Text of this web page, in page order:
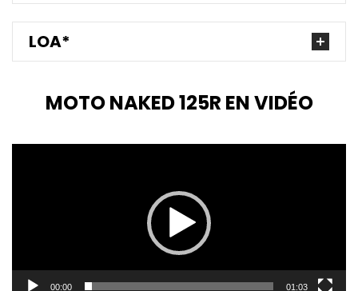
LOA*
MOTO NAKED 125R EN VIDÉO
00:00 01:03